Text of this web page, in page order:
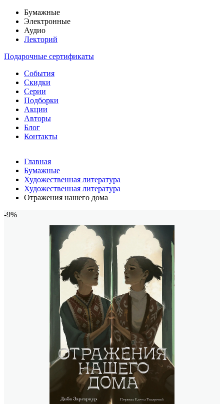
Бумажные
Электронные
Аудио
Лекторий
Подарочные сертификаты
События
Скидки
Серии
Подборки
Акции
Авторы
Блог
Контакты
Главная
Бумажные
Художественная литература
Художественная литература
Отражения нашего дома
-9%